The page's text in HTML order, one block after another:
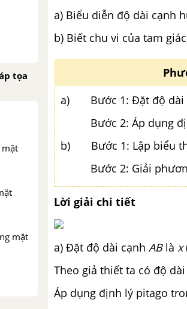
tọa
mặt
a) Biểu diễn độ dài cạnh
b) Biết chu vi của tam giác
a) Bước 1: Đặt độ dài
Bước 2: Áp dụng
b) Bước 1: Lập biểu
Bước 2: Giải
Lời giải chi tiết
a) Đặt độ dài cạnh ABlà x
Theo giả thiết ta có độ dài
Áp dụng định lý pitago